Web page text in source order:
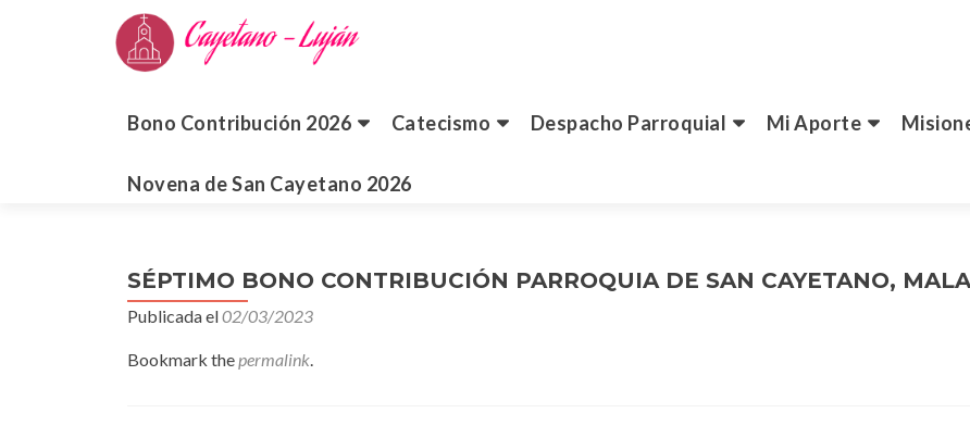
al
Bono Contribución 2026 Catecismo Despacho Parroquial Mi Aporte
Novena de San Cayetano 2026
SÉPTIMO BONO CONTRIBUCIÓN PARROQUIA DE SAN CAYETANO,
Publicada el02/03/2023
Bookmark thepermalink.